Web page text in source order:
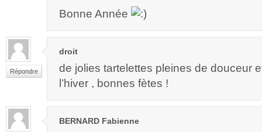
Bonne Année
Répondre
droit
de jolies tartelettes pleines de douceur
l’hiver , bonnes fètes !
BERNARD Fabienne